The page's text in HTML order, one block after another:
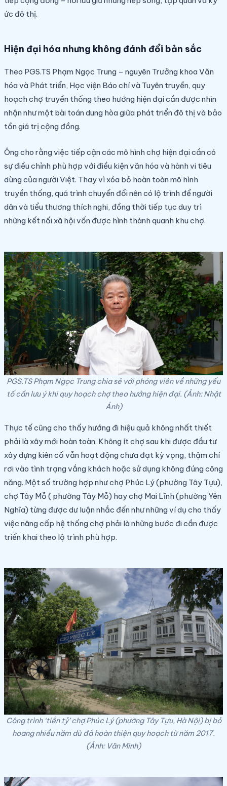
ức đô thị.
Hiện đại hóa nhưng không đánh đổi bản sắc
Theo PGS.TS Phạm Ngọc Trung – nguyên Trưởng khoa Văn
hóa và Phát triển, Học viện Báo chí và Tuyên truyền, quy
hoạch chợ truyền thống theo hướng hiện đại cần được nhìn
nhận như một bài toán dung hòa giữa phát triển đô thị và bảo
tồn giá trị cộng đồng.
Ông cho rằng việc tiếp cận các mô hình chợ hiện đại cần có
sự điều chỉnh phù hợp với điều kiện văn hóa và hành vi tiêu
dùng của người Việt. Thay vì xóa bỏ hoàn toàn mô hình
truyền thống, quá trình chuyển đổi nên có lộ trình để người
dân và tiểu thương thích nghi, đồng thời tiếp tục duy trì
những kết nối xã hội vốn được hình thành quanh khu chợ.
PGS.TS Phạm Ngọc Trung chia sẻ với phóng viên về những yếu
tố cần lưu ý khi quy hoạch chợ theo hướng hiện đại. (Ảnh: Nhật
Ánh)
Thực tế cũng cho thấy hướng đi hiệu quả không nhất thiết
phải là xây mới hoàn toàn. Không ít chợ sau khi được đầu tư
xây dựng kiên cố vẫn hoạt động chưa đạt kỳ vọng, thậm chí
rơi vào tình trạng vắng khách hoặc sử dụng không đúng công
năng. Một số trường hợp như chợ Phúc Lý (phường Tây Tựu),
chợ Tây Mỗ ( phường Tây Mỗ) hay chợ Mai Lĩnh (phường Yên
Nghĩa) từng được dư luận nhắc đến như những ví dụ cho thấy
việc nâng cấp hệ thống chợ phải là những bước đi cần được
triển khai theo lộ trình phù hợp.
Công trình ‘tiền tỷ’ chợ Phúc Lý (phường Tây Tựu, Hà Nội) bị bỏ
hoang nhiều năm dù đã hoàn thiện quy hoạch từ năm 2017.
(Ảnh: Văn Minh)